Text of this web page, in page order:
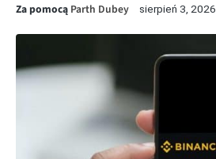
Za pomocą Parth Dubey sierpień 3, 2026